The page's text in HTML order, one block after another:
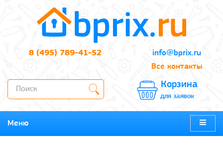
8 (495) 789-41-52
info@bprix.ru
Все контакты
Корзина
для заявок
Меню